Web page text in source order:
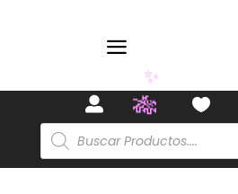
a
 
Búsqueda
de
productos
✨
🎋